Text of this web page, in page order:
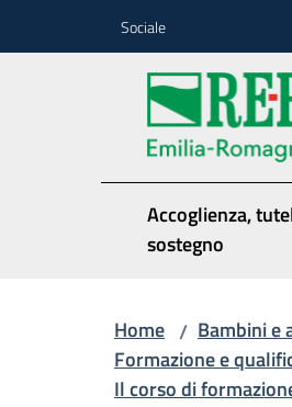
Sociale
Accoglienza,
sostegno
Home / Bambini e
Formazione e
Il corso di